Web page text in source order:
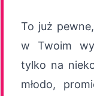
To już
w Twoim
tylko na
młodo,